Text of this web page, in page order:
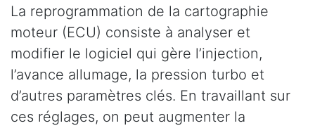
La reprogrammation de la cartographie
moteur (ECU) consiste à analyser et
modifier le logiciel qui gère l’injection,
l’avance allumage, la pression turbo et
d’autres paramètres clés. En travaillant sur
ces réglages, on peut augmenter la